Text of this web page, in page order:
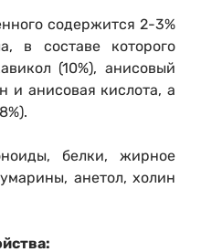
содержится 2-3%
в составе которого
(10%), анисовый
и анисовая кислота, а
белки, жирное
анетол, холин